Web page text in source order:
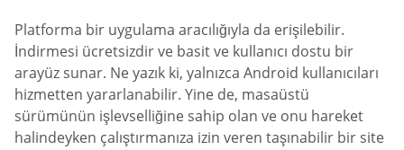
Platforma bir uygulama aracılığıyla da erişilebilir.
İndirmesi ücretsizdir ve basit ve kullanıcı dostu bir
arayüz sunar. Ne yazık ki, yalnızca Android kullanıcıları
hizmetten yararlanabilir. Yine de, masaüstü
sürümünün işlevselliğine sahip olan ve onu hareket
halindeyken çalıştırmanıza izin veren taşınabilir bir site